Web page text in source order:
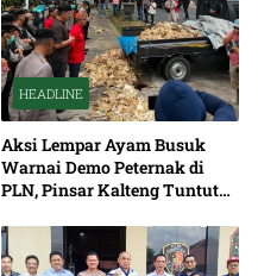
HEADLINE
Aksi Lempar Ayam Busuk
Warnai Demo Peternak di
PLN, Pinsar Kalteng Tuntut